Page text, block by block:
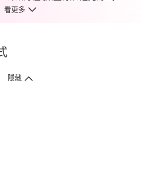
看更多
隱藏